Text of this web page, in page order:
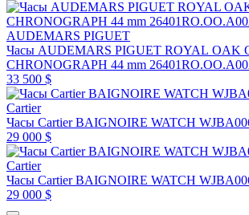
AUDEMARS PIGUET
Часы AUDEMARS PIGUET ROYAL OAK
CHRONOGRAPH 44 mm
33 500 $
Cartier
Часы Cartier BAIGNOIRE WATCH
29 000 $
Cartier
Часы Cartier BAIGNOIRE WATCH
29 000 $